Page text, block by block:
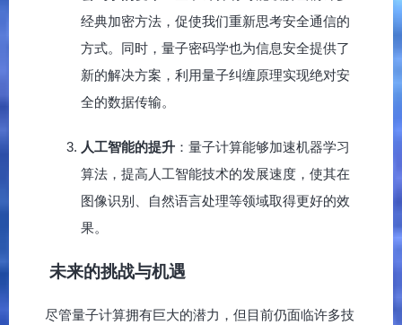
经典加密方法，促使我们重新思考安全通信的
方式。同时，量子密码学也为信息安全提供了
新的解决方案，利用量子纠缠原理实现绝对安
全的数据传输。
人工智能的提升 ：量子计算能够加速机器学习
算法，提高人工智能技术的发展速度，使其在
图像识别、自然语言处理等领域取得更好的效
果。
未来的挑战与机遇
尽管量子计算拥有巨大的潜力，但目前仍面临许多技